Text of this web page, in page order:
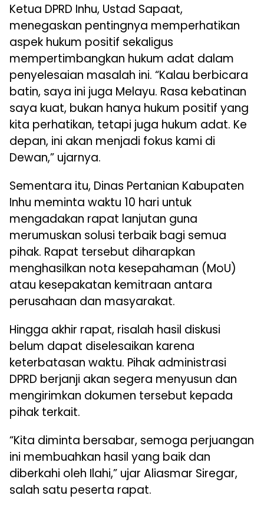
Ketua DPRD Inhu, Ustad Sapaat,
menegaskan pentingnya memperhatikan
aspek hukum positif sekaligus
mempertimbangkan hukum adat dalam
penyelesaian masalah ini. “Kalau berbicara
batin, saya ini juga Melayu. Rasa kebatinan
saya kuat, bukan hanya hukum positif yang
kita perhatikan, tetapi juga hukum adat. Ke
depan, ini akan menjadi fokus kami di
Dewan,” ujarnya.
Sementara itu, Dinas Pertanian Kabupaten
Inhu meminta waktu 10 hari untuk
mengadakan rapat lanjutan guna
merumuskan solusi terbaik bagi semua
pihak. Rapat tersebut diharapkan
menghasilkan nota kesepahaman (MoU)
atau kesepakatan kemitraan antara
perusahaan dan masyarakat.
Hingga akhir rapat, risalah hasil diskusi
belum dapat diselesaikan karena
keterbatasan waktu. Pihak administrasi
DPRD berjanji akan segera menyusun dan
mengirimkan dokumen tersebut kepada
pihak terkait.
“Kita diminta bersabar, semoga perjuangan
ini membuahkan hasil yang baik dan
diberkahi oleh Ilahi,” ujar Aliasmar Siregar,
salah satu peserta rapat.